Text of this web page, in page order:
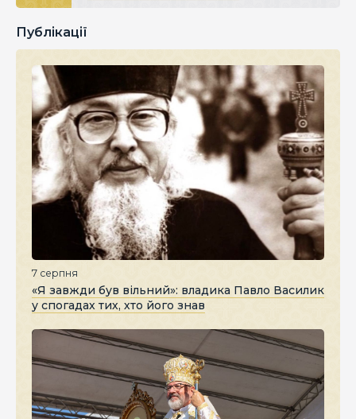
Публікації
7 серпня
«Я завжди був вільний»: владика Павло Василик
у спогадах тих, хто його знав